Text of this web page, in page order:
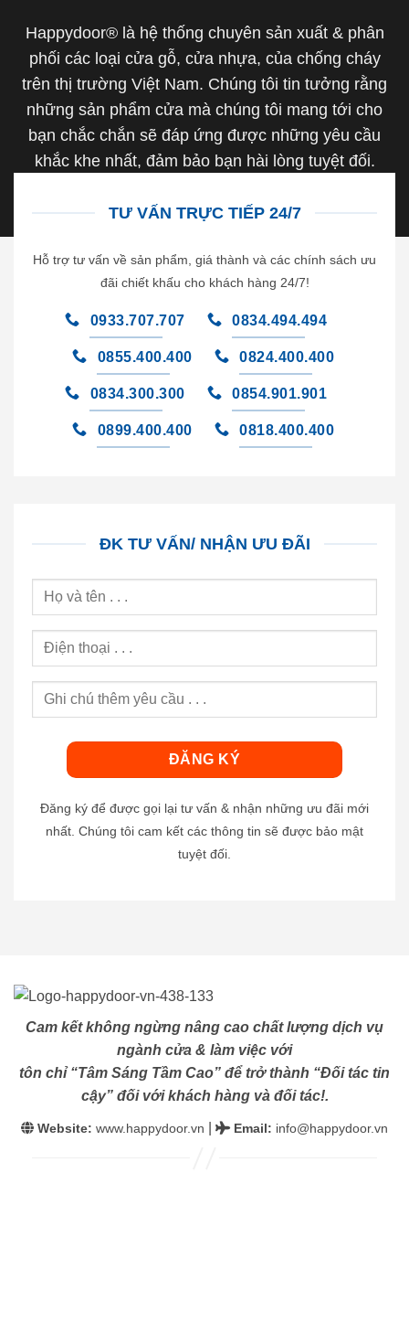
Happydoor® là hệ thống chuyên sản xuất & phân
phối các loại cửa gỗ, cửa nhựa, của chống cháy
trên thị trường Việt Nam. Chúng tôi tin tưởng rằng
những sản phẩm cửa mà chúng tôi mang tới cho
bạn chắc chắn sẽ đáp ứng được những yêu cầu
khắc khe nhất, đảm bảo bạn hài lòng tuyệt đối.
TƯ VẤN TRỰC TIẾP 24/7
Hỗ trợ tư vấn về sản phẩm, giá thành và các chính sách ưu
đãi chiết khấu cho khách hàng 24/7!
0933.707.707 0834.494.494
0855.400.400 0824.400.400
0834.300.300 0854.901.901
0899.400.400 0818.400.400
ĐK TƯ VẤN/ NHẬN ƯU ĐÃI
Đăng ký để được gọi lại tư vấn & nhận những ưu đãi mới
nhất. Chúng tôi cam kết các thông tin sẽ được bảo mật
tuyệt đối.
Cam kết không ngừng nâng cao chất lượng dịch vụ
ngành cửa & làm việc với
tôn chỉ “Tâm Sáng Tầm Cao” để trở thành “Đối tác tin
cậy” đối với khách hàng và đối tác!.
Website: www.happydoor.vn Email: info@happydoor.vn